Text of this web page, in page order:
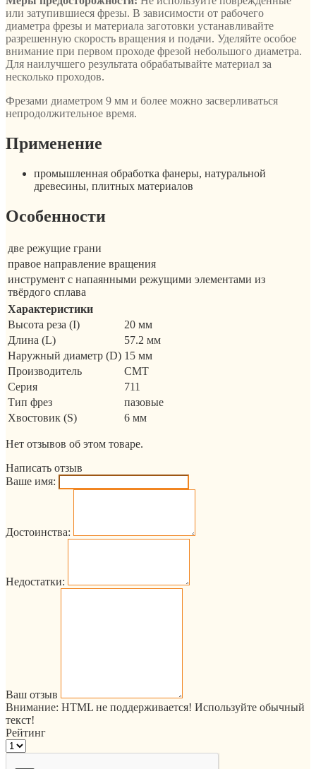
или затупившиеся фрезы. В зависимости от рабочего
диаметра фрезы и материала заготовки устанавливайте
разрешенную скорость вращения и подачи. Уделяйте особое
внимание при первом проходе фрезой небольшого диаметра.
Для наилучшего результата обрабатывайте материал за
несколько проходов.
Фрезами диаметром 9 мм и более можно засверливаться
непродолжительное время.
Применение
промышленная обработка фанеры, натуральной
древесины, плитных материалов
Особенности
две режущие грани
правое направление вращения
инструмент с напаянными режущими элементами из
твёрдого сплава
Характеристики
Высота реза (I)
20 мм
Длина (L)
57.2 мм
Наружный диаметр (D) 15 мм
Производитель
CMT
Серия
711
Тип фрез
пазовые
Хвостовик (S)
6 мм
Нет отзывов об этом товаре.
Написать отзыв
Ваше имя:
Достоинства:
Недостатки:
Ваш отзыв
Внимание: HTML не поддерживается! Используйте обычный
текст!
Рейтинг